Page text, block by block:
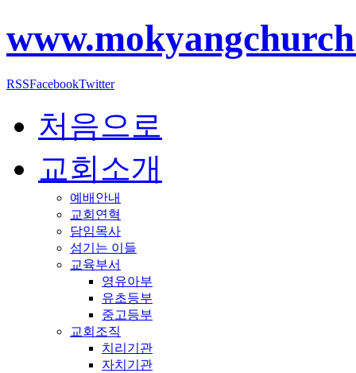
RSSFacebookTwitter
처음으로
교회소개
예배안내
교회연혁
담임목사
섬기는 이들
교육부서
영유아부
유초등부
중고등부
교회조직
치리기관
자치기관